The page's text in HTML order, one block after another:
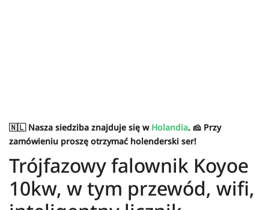
🇳🇱 Nasza siedziba znajduje się w Holandia. 🧀 Przy
zamówieniu proszę otrzymać holenderski ser!
Trójfazowy falownik Koyoe
10kw, w tym przewód, wifi,